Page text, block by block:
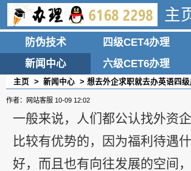
主
防伪技术 四级CET4办理
新闻中心
六级CET6办理
主页 > 新闻中心 > 想去外企求职就去办英语四
作者：网站客服 10-09 12:02
一般来说，人们都公认找外资
比较有优势的，因为福利待遇
好，而且也有向往发展的空间